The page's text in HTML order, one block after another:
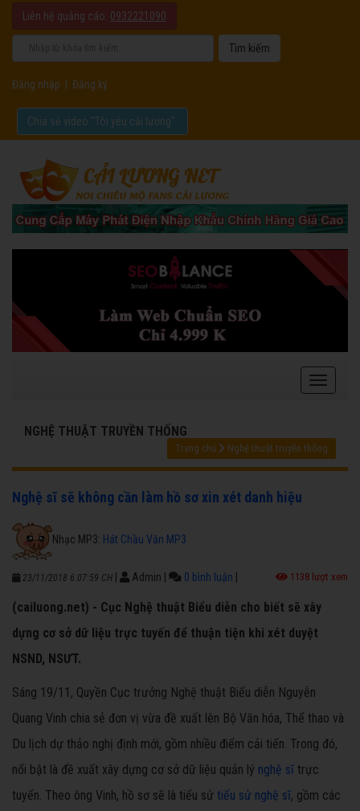
Liên hệ quảng cáo: 0932221090
Đăng nhập Đăng ký
Chia sẻ video "Tôi yêu cải lương".
NGHỆ THUẬT TRUYỀN THỐNG
Trang chủ Nghệ thuật truyền thống
Nghệ sĩ sẽ không cần làm hồ sơ xin xét danh hiệu
Nhạc MP3: Hát Chầu Văn MP3
23/11/2018 6:07:59 CH Admin 0 bình luận 1138 lượt xem
(cailuong.net) - Cục Nghệ thuật Biểu diễn cho biết sẽ xây
dựng cơ sở dữ liệu trực tuyến để thuận tiện khi xét duyệt
NSND, NSƯT.
Sáng 19/11, Quyền Cục trưởng Nghệ thuật Biểu diễn Nguyễn
Quang Vinh chia sẻ đơn vị vừa đề xuất lên Bộ Văn hóa, Thể thao và
Du lịch dự thảo nghị định mới, gồm nhiều điểm cải tiến. Trong đó,
nổi bật là đề xuất xây dựng cơ sở dữ liệu quản lý nghệ sĩ trực
tuyến. Theo ông Vinh, hồ sơ sẽ là tiểu sử tiểu sử nghệ sĩ, gồm các